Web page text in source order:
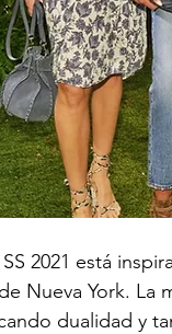
2021 está
Nueva York. La
dualidad y